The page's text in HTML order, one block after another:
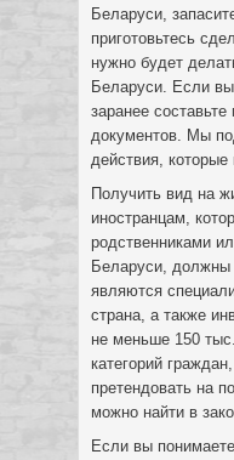
Беларуси,
приготовьтесь
нужно будет
Беларуси. Если вы
заранее
документов. Мы
действия,
Получить вид на
иностранцам,
родственниками
Беларуси, должны
являются
страна, а также
не меньше 150
категорий
претендовать на
можно найти в
Если вы